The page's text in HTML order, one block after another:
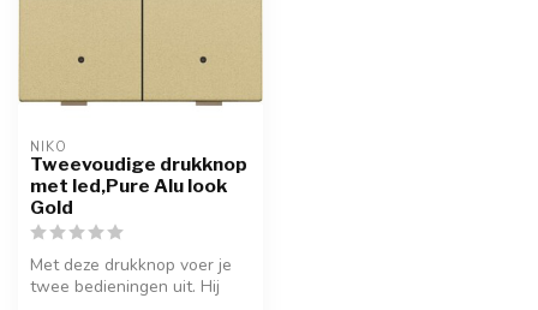
NIKO
Tweevoudige drukknop
met led,Pure Alu look
Gold
Met deze drukknop voer je
twee bedieningen uit. Hij